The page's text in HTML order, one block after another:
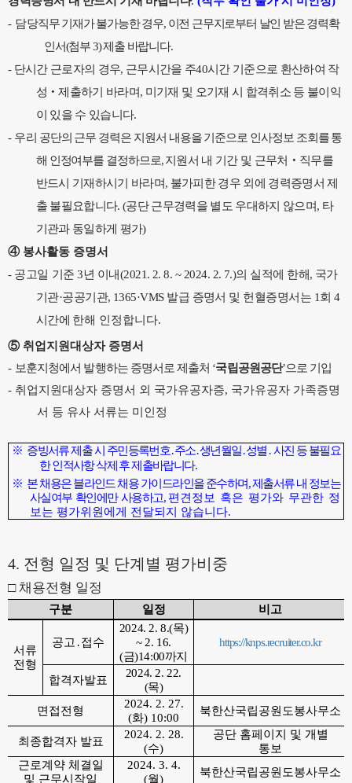
- 담당직무 기재가 불가능한 경우, 이전 근무지로부터 날인 받은 경력확
인서(첨부3)제출 바랍니다.
- 단시간 근로자의 경우, 근무시간을 주40시간 기준으로 환산하여 작
성 ‧제출하기 바라며, 미기재 및 오기재 시 합격취소 등 불이익
이 있을 수 있습니다.
- 우리 공단의 근무 경력은 지원서 내용을 기준으로 인사정보 조회를 통
해 인정여부를 결정하므로, 지원서 내 기간 및 근무처 ‧ 직무를
반드시 기재하시기 바라며, 불가피한 경우 외에 경력증명서 제
출 불필요합니다. (공단 근무경력을 별도 우대하지 않으며, 타
기관과 동일하게 평가)
④ 봉사활동 증명서
- 공고일 기준3년 이내(2021. 2. 8. ~ 2024. 2. 7.)의 실적에 한해, 국가
기관·공공기관, 1365·VMS 발급 증명서 및 헌혈증명서는 1회4
시간에 한해 인정합니다.
⑤ 취업지원대상자 증명서
- 보훈지청에서 발행하는 증명서로 제출처 ‘국립공원공단’으로 기입
- 취업지원대상자 증명서 외 국가유공자증, 국가유공자 가족증명
서 등 유사 서류는 미인정
※ 증빙서류 제출 시 주민등록번호․주소․생년월일․성별․사진 등 불필요
한 인적사항 삭제 후 제출바랍니다.
※ 본 채용은 블라인드 채용 가이드라인을 준수하며,제출서류 내 정보는
사실여부 확인에만 사용하고, 편견정보 혹은 평가와 무관한 정
보는 평가위원에게 전달되지 않습니다.
4. 전형 일정 및 단계별 평가비중
□채용전형 일정
구분 일정 비고
서류
전형
공고․접수
2024. 2. 8.(목)
~ 2. 16.
(금)14:00까지
https://knps.recruiter.co.kr
합격자발표
2024. 2. 22.
(목)
면접전형
2024. 2. 27.
(화) 10:00
북한산국립공원도봉사무소
최종합격자 발표
2024. 2. 28.
(수)
공단 홈페이지 및 개별
통보
근로계약 체결일
및 근무시작일
2024. 3. 4.
(월)
북한산국립공원도봉사무소